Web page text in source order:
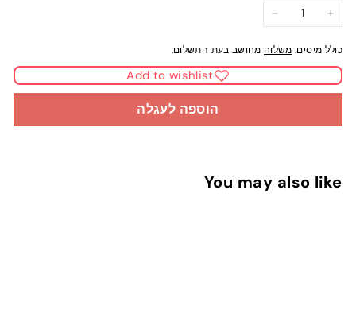
כולל מיסים. משלוח מחושב בעת התשלום.
Add to wishlist
הוספה לעגלה
You may also like